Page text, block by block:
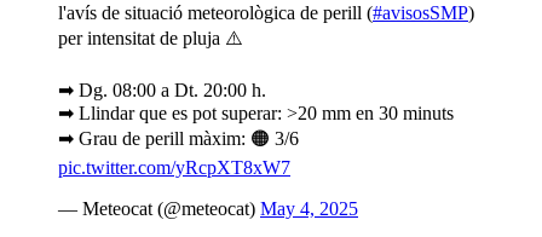
l'avís de situació meteorològica de perill (#avisosSMP)
per intensitat de pluja ⚠️
➡ Dg. 08:00 a Dt. 20:00 h.
➡ Llindar que es pot superar: >20 mm en 30 minuts
➡ Grau de perill màxim: 🟠 3/6
pic.twitter.com/yRcpXT8xW7
— Meteocat (@meteocat) May 4, 2025